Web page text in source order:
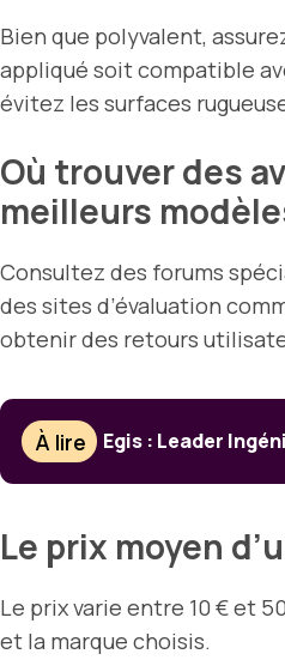
Bien que polyvalent,
appliqué soit compatible
évitez les surfaces
Où trouver des
meilleurs
Consultez des forums
des sites d’évaluation
obtenir des retours
À lire Egis : Leader
Le prix moyen
Le prix varie entre 10 € et
et la marque choisis.